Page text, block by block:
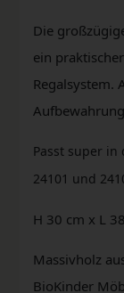
Die
ein
Regalsystem.
Passt super in
24101 und
H 30 cm x L
Massivholz
BioKinder